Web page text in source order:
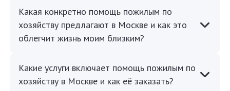
Какая конкретно помощь пожилым по
хозяйству предлагают в Москве и как это
облегчит жизнь моим близким?
Какие услуги включает помощь пожилым по
хозяйству в Москве и как её заказать?